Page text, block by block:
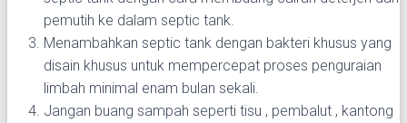
pemutih ke dalam septic tank.
Menambahkan septic tank dengan bakteri khusus yang
disain khusus untuk mempercepat proses penguraian
limbah minimal enam bulan sekali.
Jangan buang sampah seperti tisu , pembalut , kantong